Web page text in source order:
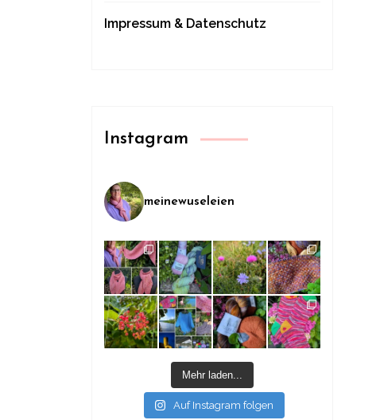
Impressum & Datenschutz
Instagram
meinewuseleien
Mehr laden...
Auf Instagram folgen